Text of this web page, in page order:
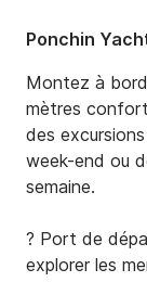
Ponchin
Montez à
mètres
des
week-end ou
semaine.
? Port de
explorer les